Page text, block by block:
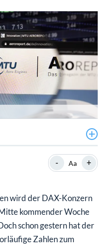
und EBIT-Plus
2023?
- Aa +
wird der DAX-Konzern
kommender Woche
schon gestern hat der
Zahlen zum